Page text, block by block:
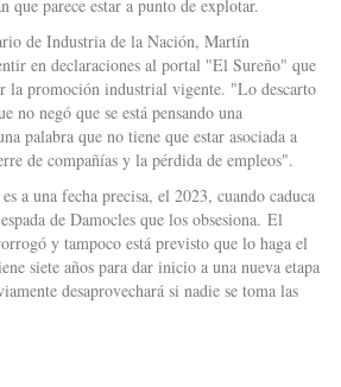
que parece estar a punto de explotar.
de Industria de la Nación, Martín
en declaraciones al portal "El Sureño" que
la promoción industrial vigente. "Lo descarto
negó que se está pensando una
palabra que no tiene que estar asociada a
de compañías y la pérdida de empleos".
a una fecha precisa, el 2023, cuando caduca
de Damocles que los obsesiona. El
y tampoco está previsto que lo haga el
siete años para dar inicio a una nueva etapa
desaprovechará si nadie se toma las